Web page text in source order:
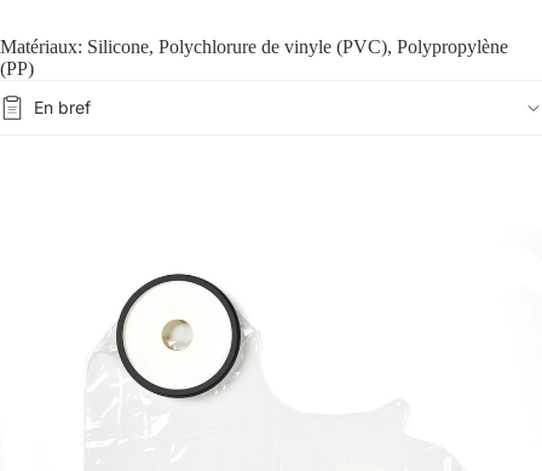
Matériaux: Silicone, Polychlorure de vinyle (PVC), Polypropylène
(PP)
En bref